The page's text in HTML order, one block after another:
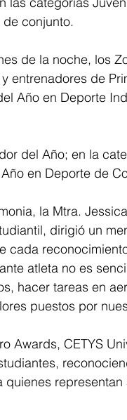
conjunto.
de la noche, los
entrenadores de
Año en Deporte
del Año; en la
en Deporte de
la Mtra.
dirigió un
cada
atleta no es
hacer tareas en
puestos por
Awards, CETYS